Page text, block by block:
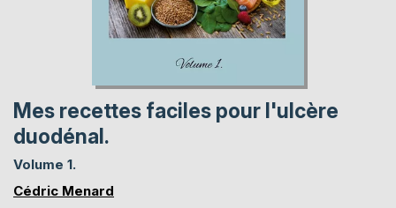
Mes recettes faciles pour l'ulcère
duodénal.
Volume 1.
Cédric Menard